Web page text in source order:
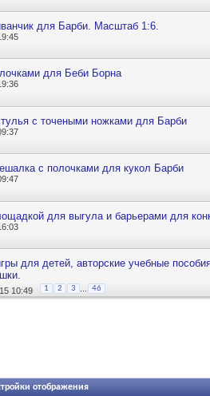
для Барби. Масштаб 1:6.
для Беби Борна
с точеными ножками для Барби
с полочками для кукол Барби
для выгула и барьерами для
для детей, авторские учебные
10:49 1 2 3 46
отображения